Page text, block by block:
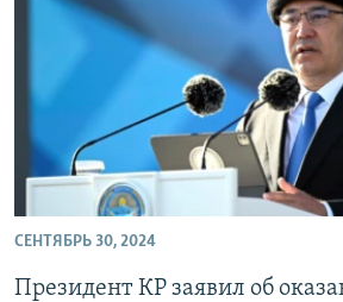
СЕНТЯБРЬ 30, 2024
Президент КР заявил об